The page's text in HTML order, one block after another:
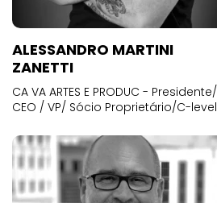
ALESSANDRO MARTINI
ZANETTI
CA VA ARTES E PRODUC - Presidente/
CEO / VP/ Sócio Proprietário/C-level